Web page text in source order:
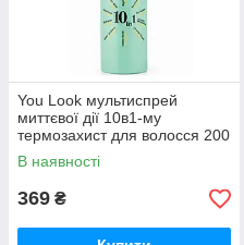
You Look мультиспрей
миттєвої дії 10в1-му
термозахист для волосся 200
мл
В наявності
369 ₴